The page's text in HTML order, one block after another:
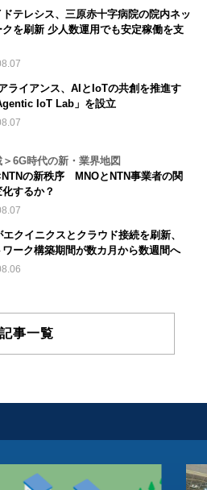
ドテレシス、三原赤十字病院の院内ネッ
クを刷新 少人数運用でも安定稼働を支
ライアンス、AIとIoTの共創を推進す
IoT Lab」を設立
＞6G時代の新・業界地図
の新秩序 MNOとNTN事業者の関
するか？
クイニクスとクラウド接続を刷新、
ワーク構築期間が数カ月から数週間へ
記事一覧